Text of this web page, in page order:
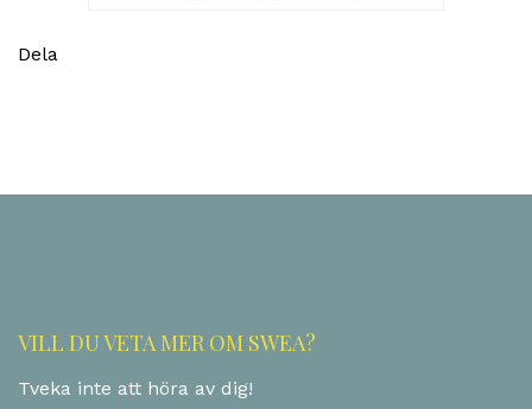
Dela
VILL DU VETA MER OM SWEA?
Tveka inte att höra av dig!